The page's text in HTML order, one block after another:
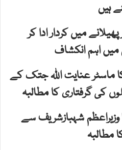
ہیں
میں کردار ادا کر
اہم انکشاف
ماسٹر عنایت اللہ جتک کے
کی گرفتاری کا مطالبہ
وزیراعظم شہبازشریف سے
مطالبہ